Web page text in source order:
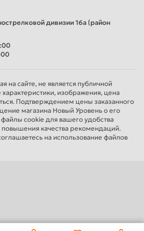
дивизии 16а (район
00
на сайте, не является публичной
изображения, цена
Подтверждением цены заказанного
магазина Новый Уровень о его
cookie для вашего удобства
повышения качества рекомендаций.
на использование файлов